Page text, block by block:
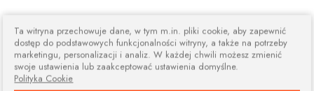
Ta witryna przechowuje dane, w tym m.in. pliki cookie, aby zapewnić
dostęp do podstawowych funkcjonalności witryny, a także na potrzeby
marketingu, personalizacji i analiz. W każdej chwili możesz zmienić
swoje ustawienia lub zaakceptować ustawienia domyślne.
Polityka Cookie